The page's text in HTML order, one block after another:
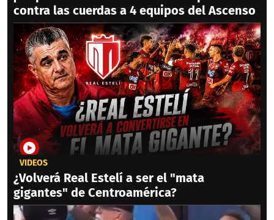
contra las cuerdas a 4 equipos del Ascenso
VIDEOS
¿Volverá Real Estelí a ser el "mata
gigantes" de Centroamérica?